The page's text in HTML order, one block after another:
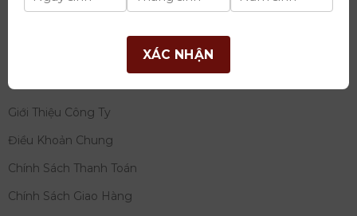
Tây Hồ, TP Hà Nội
THÔNG TIN
Giới Thiệu Công Ty
Điều Khoản Chung
Chính Sách Thanh Toán
Chính Sách Giao Hàng
XÁC NHẬN